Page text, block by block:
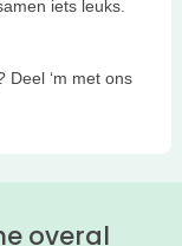
iets leuks.
Deel ‘m met ons
overal